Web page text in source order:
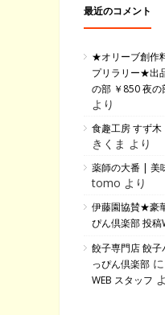
最近のコメント
★オリーブ創作
プリラリー★出
の部 ￥850 夜の
より
食趣工房 すず
きくま より
薬師の大番 | 美
tomo より
伊藤園協賛★豪
ぴん倶楽部 投稿
餃子専門店 餃
っぴん倶楽部 に
WEB スタッフ